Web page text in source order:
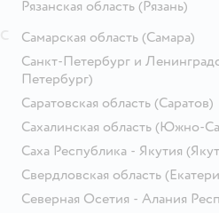
Рязанская область (Рязань)
Самарская область (Самара)
Санкт-Петербург и
Петербург)
Саратовская область (Саратов)
Сахалинская область (Южно-
Саха Республика - Якутия
Свердловская область
Северная Осетия - Алания